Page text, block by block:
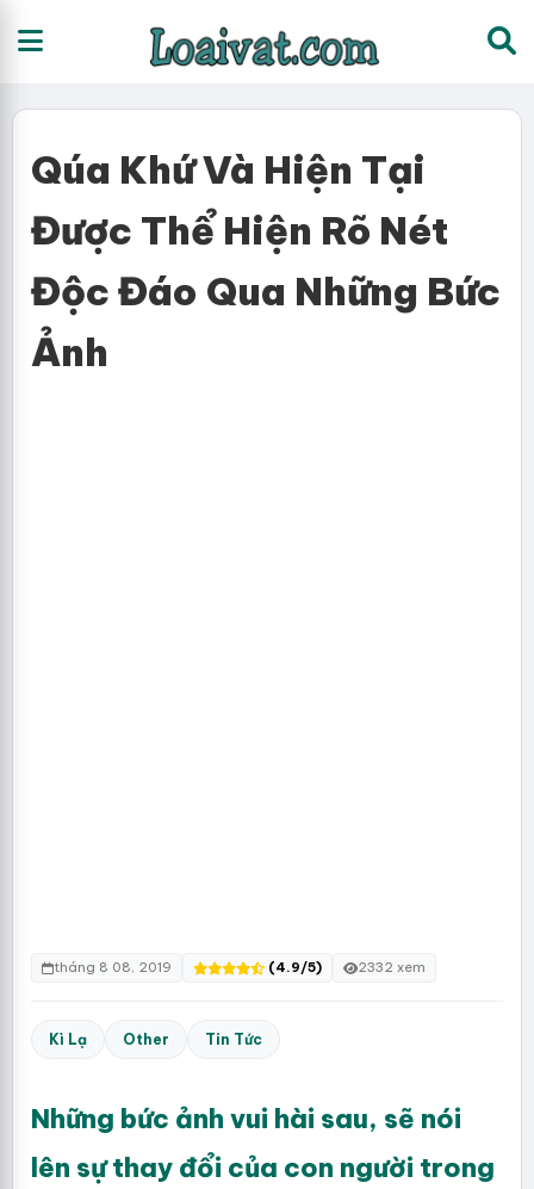
Qúa Khứ Và Hiện Tại
Được Thể Hiện Rõ Nét
Độc Đáo Qua Những Bức
Ảnh
tháng 8 08, 2019 (4.9/5) 2332 xem
Kì Lạ Other Tin Tức
Những bức ảnh vui hài sau, sẽ nói
lên sự thay đổi của con người trong